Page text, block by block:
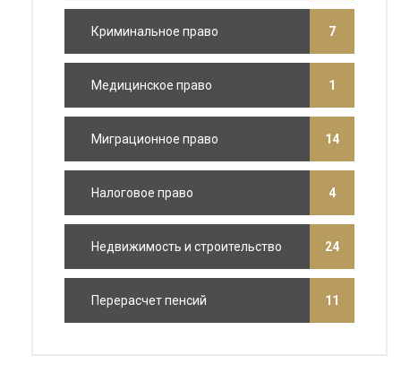
Криминальное право 7
Медицинское право 1
Миграционное право 14
Налоговое право 4
Недвижимость и строительство 24
Перерасчет пенсий 11